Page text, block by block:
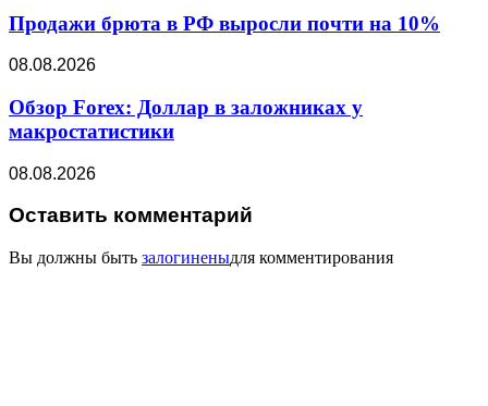
Продажи брюта в РФ выросли почти на 10%
08.08.2026
Обзор Forex: Доллар в заложниках у
макростатистики
08.08.2026
Оставить комментарий
Вы должны быть залогиненыдля комментирования